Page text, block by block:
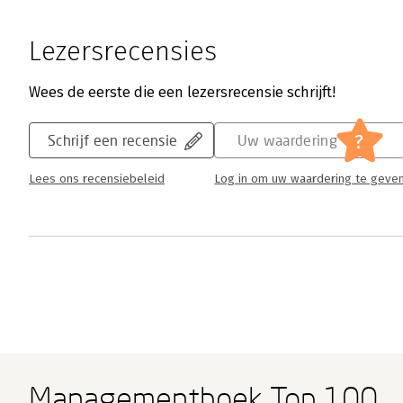
Lezersrecensies
Wees de eerste die een lezersrecensie schrijft!
Schrijf een recensie
Lees ons recensiebeleid
Uw waardering ?
Log in om uw waardering te